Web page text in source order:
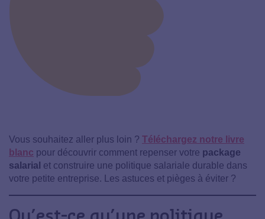
Vous souhaitez aller plus loin ? Téléchargez notre livre
blanc pour découvrir comment repenser votre package
salarial et construire une politique salariale durable dans
votre petite entreprise.
Les astuces et pièges à éviter ?